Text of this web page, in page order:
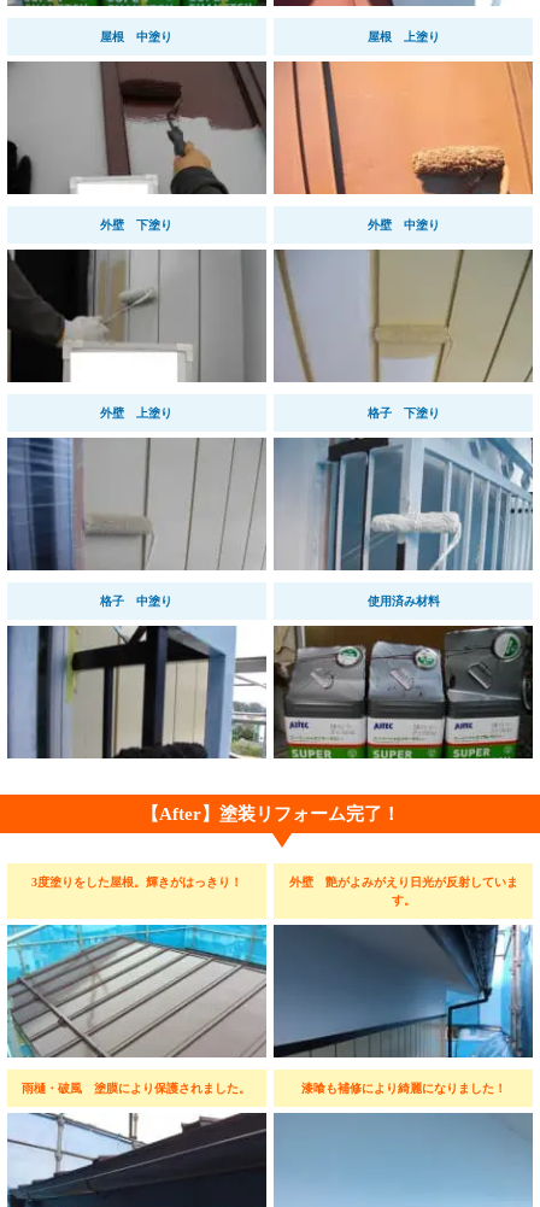
屋根 中塗り 屋根 上塗り
外壁 下塗り 外壁 中塗り
外壁 上塗り 格子 下塗り
格子 中塗り 使用済み材料
【After】塗装リフォーム完了！
3度塗りをした屋根。輝きがはっきり！
外壁 艶がよみがえり日光が反射していま
す。
雨樋・破風 塗膜により保護されました。 漆喰も補修により綺麗になりました！